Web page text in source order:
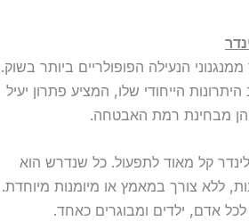
הנעילה הפופולריים ביותר בשוק.
הייחודי שלו, המציע פתרון יעיל
מבחינת רמת האבטחה.
קל מאוד לתפעול. כל שנדרש הוא
ללא צורך במאמץ או מיומנות מיוחדת.
לכל אדם, ילדים ומבוגרים כאחד.